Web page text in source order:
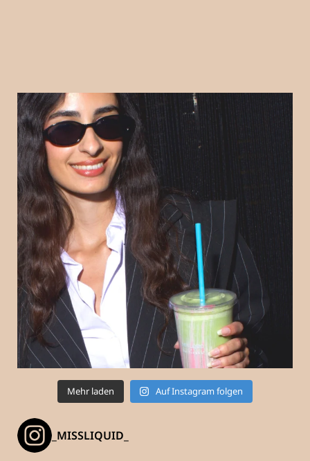
Mehr laden Auf Instagram folgen
_MISSLIQUID_